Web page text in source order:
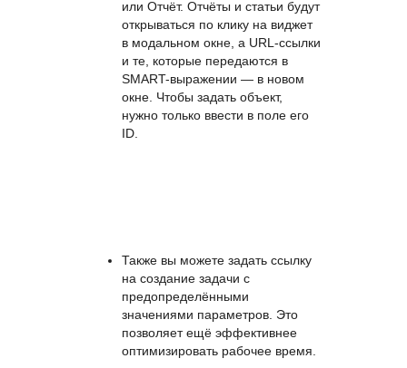
или Отчёт. Отчёты и статьи будут
открываться по клику на виджет
в модальном окне, а URL-ссылки
и те, которые передаются в
SMART-выражении — в новом
окне. Чтобы задать объект,
нужно только ввести в поле его
ID.
Также вы можете задать ссылку
на создание задачи с
предопределёнными
значениями параметров. Это
позволяет ещё эффективнее
оптимизировать рабочее время.